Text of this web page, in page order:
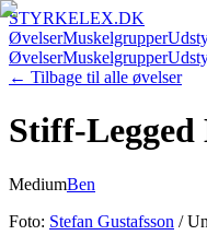
STYRKELEX.DK
ØvelserMuskelgrupper
ØvelserMuskelgrupper
← Tilbage til alle øvelser
Stiff-
MediumBen
Foto: Stefan Gustafsson /